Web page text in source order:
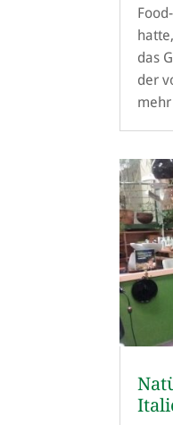
das
der